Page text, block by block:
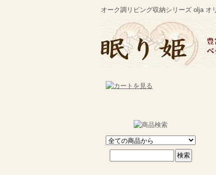
オーク調リビング収納シリーズ olja オ